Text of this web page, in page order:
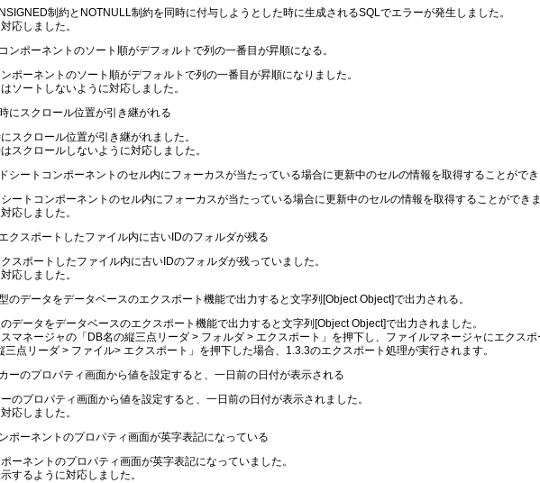
制約とNOTNULL制約を同時に付与しようとした時に生成されるSQLでエラーが発生しました。
応しました。
ンポーネントのソート順がデフォルトで列の一番目が昇順になる。
ポーネントのソート順がデフォルトで列の一番目が昇順になりました。
ソートしないように対応しました。
にスクロール位置が引き継がれる
スクロール位置が引き継がれました。
スクロールしないように対応しました。
シートコンポーネントのセル内にフォーカスが当たっている場合に更新中のセルの情報を取得することができ
ートコンポーネントのセル内にフォーカスが当たっている場合に更新中のセルの情報を取得することができま
応しました。
クスポートしたファイル内に古いIDのフォルダが残る
スポートしたファイル内に古いIDのフォルダが残っていました。
応しました。
のデータをデータベースのエクスポート機能で出力すると文字列[Object Object]で出力される。
データをデータベースのエクスポート機能で出力すると文字列[Object Object]で出力されました。
マネージャの「DB名の縦三点リーダ > フォルダ > エクスポート」を押下し、ファイルマネージャにエクスポ
三点リーダ > ファイル> エクスポート」を押下した場合、1.3.3のエクスポート処理が実行されます。
ーのプロパティ画面から値を設定すると、一日前の日付が表示される
のプロパティ画面から値を設定すると、一日前の日付が表示されました。
応しました。
ポーネントのプロパティ画面が英字表記になっている
ーネントのプロパティ画面が英字表記になっていました。
するように対応しました。